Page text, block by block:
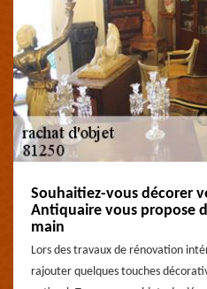
Souhaitiez-vous décorer
Antiquaire vous propose
main
Lors des travaux de rénovation
rajouter quelques touches